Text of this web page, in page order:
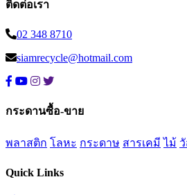
ติดต่อเรา
02 348 8710
siamrecycle@hotmail.com
กระดานซื้อ-ขาย
พลาสติก โลหะ กระดาษ สารเคมี ไม้
Quick Links